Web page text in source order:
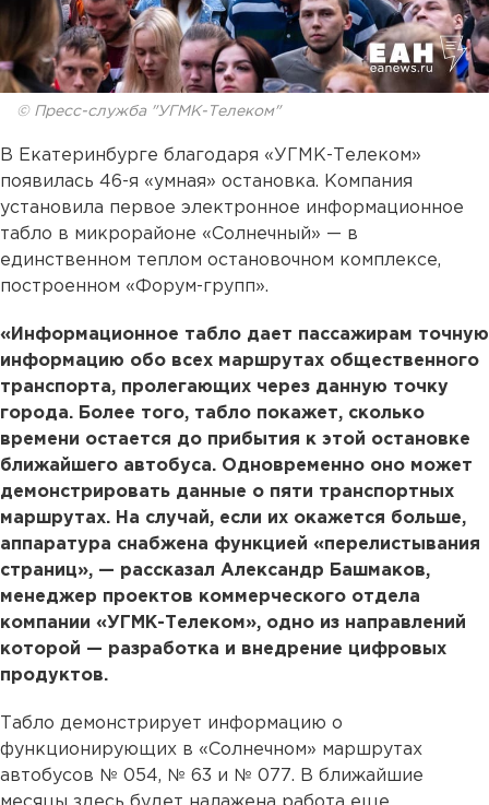
© Пресс-служба "УГМК-Телеком"
В Екатеринбурге благодаря «УГМК-Телеком»
появилась 46-я «умная» остановка. Компания
установила первое электронное информационное
табло в микрорайоне «Солнечный» — в
единственном теплом остановочном комплексе,
построенном «Форум-групп».
«Информационное табло дает пассажирам точную
информацию обо всех маршрутах общественного
транспорта, пролегающих через данную точку
города. Более того, табло покажет, сколько
времени остается до прибытия к этой остановке
ближайшего автобуса. Одновременно оно может
демонстрировать данные о пяти транспортных
маршрутах. На случай, если их окажется больше,
аппаратура снабжена функцией «перелистывания
страниц», — рассказал Александр Башмаков,
менеджер проектов коммерческого отдела
компании «УГМК-Телеком», одно из направлений
которой — разработка и внедрение цифровых
продуктов.
Табло демонстрирует информацию о
функционирующих в «Солнечном» маршрутах
автобусов № 054, № 63 и № 077. В ближайшие